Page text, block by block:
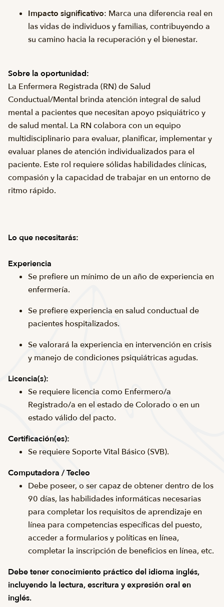
Impacto significativo: Marca una diferencia real en
las vidas de individuos y familias, contribuyendo a
su camino hacia la recuperación y el bienestar.
Sobre la oportunidad:
La Enfermera Registrada (RN) de Salud
Conductual/Mental brinda atención integral de salud
mental a pacientes que necesitan apoyo psiquiátrico y
de salud mental. La RN colabora con un equipo
multidisciplinario para evaluar, planificar, implementar y
evaluar planes de atención individualizados para el
paciente. Este rol requiere sólidas habilidades clínicas,
compasión y la capacidad de trabajar en un entorno de
ritmo rápido.
Lo que necesitarás:
Experiencia
Se prefiere un mínimo de un año de experiencia en
enfermería.
Se prefiere experiencia en salud conductual de
pacientes hospitalizados.
Se valorará la experiencia en intervención en crisis
y manejo de condiciones psiquiátricas agudas.
Licencia(s):
Se requiere licencia como Enfermero/a
Registrado/a en el estado de Colorado o en un
estado válido del pacto.
Certificación(es):
Se requiere Soporte Vital Básico (SVB).
Computadora / Tecleo
Debe poseer, o ser capaz de obtener dentro de los
90 días, las habilidades informáticas necesarias
para completar los requisitos de aprendizaje en
línea para competencias específicas del puesto,
acceder a formularios y políticas en línea,
completar la inscripción de beneficios en línea, etc.
Debe tener conocimiento práctico del idioma inglés,
incluyendo la lectura, escritura y expresión oral en
inglés.